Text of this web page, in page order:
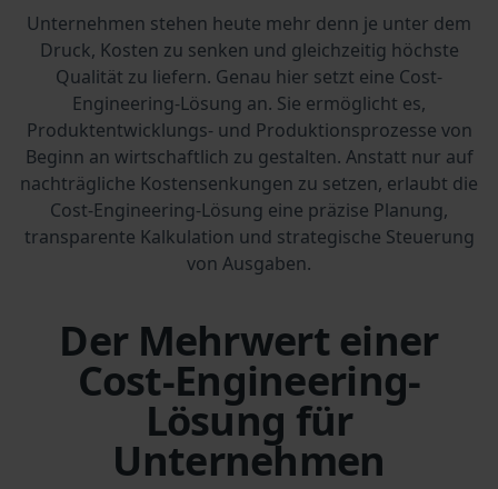
Unternehmen stehen heute mehr denn je unter dem
Druck, Kosten zu senken und gleichzeitig höchste
Qualität zu liefern. Genau hier setzt eine Cost-
Engineering-Lösung an. Sie ermöglicht es,
Produktentwicklungs- und Produktionsprozesse von
Beginn an wirtschaftlich zu gestalten. Anstatt nur auf
nachträgliche Kostensenkungen zu setzen, erlaubt die
Cost-Engineering-Lösung eine präzise Planung,
transparente Kalkulation und strategische Steuerung
von Ausgaben.
Der Mehrwert einer
Cost-Engineering-
Lösung für
Unternehmen